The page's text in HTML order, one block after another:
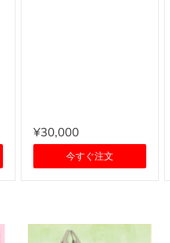
¥30,000
今すぐ注文